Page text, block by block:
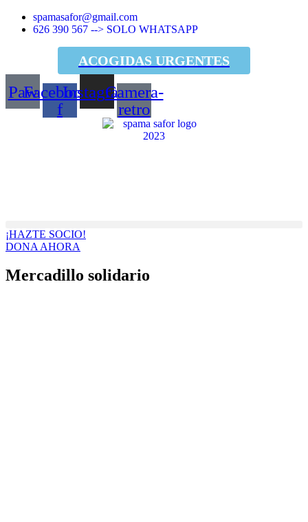
spamasafor@gmail.com
626 390 567 --> SOLO WHATSAPP
ACOGIDAS URGENTES
¡¡TE NECESITAN!!
PawFacebook-
f
InstagramCamera-
retro
¡HAZTE SOCIO!
DONA AHORA
Mercadillo solidario